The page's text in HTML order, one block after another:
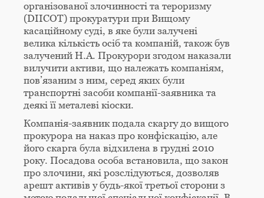
організованої злочинності та тероризму
(DIICOT) прокуратури при Вищому
касаційному суді, в яке були залучені
велика кількість осіб та компаній, також був
залучений Н.А. Прокурори згодом наказали
вилучити активи, що належать компаніям,
пов’язаним з ним, серед яких були
транспортні засоби компанії-заявника та
деякі її металеві кіоски.
Компанія-заявник подала скаргу до вищого
прокурора на наказ про конфіскацію, але
його скарга була відхилена в грудні 2010
року. Посадова особа встановила, що закон
про злочини, які розслідуються, дозволяв
арешт активів у будь-якої третьої сторони з